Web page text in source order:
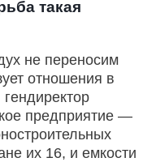
такая
не переносим
отношения в
предприятие —
их 16, и емкости